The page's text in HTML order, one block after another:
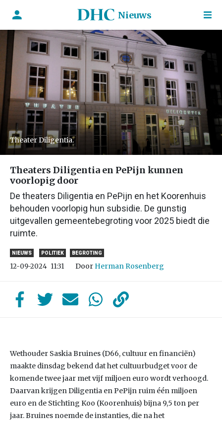
Nieuws
Theater Diligentia.
Theaters Diligentia en PePijn kunnen
voorlopig door
De theaters Diligentia en PePijn en het Koorenhuis
behouden voorlopig hun subsidie. De gunstig
uitgevallen gemeentebegroting voor 2025 biedt die
ruimte.
NIEUWS POLITIEK BEGROTING
12-09-2024 11:31 Door Herman Rosenberg
Wethouder Saskia Bruines (D66, cultuur en financiën)
maakte dinsdag bekend dat het cultuurbudget voor de
komende twee jaar met vijf miljoen euro wordt verhoogd.
Daarvan krijgen Diligentia en PePijn ruim één miljoen
euro en de Stichting Koo (Koorenhuis) bijna 9,5 ton per
jaar. Bruines noemde de instanties, die na het